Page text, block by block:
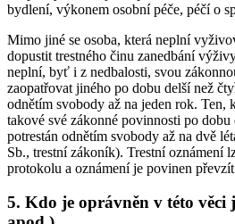
bydlení, výkonem osobní péče, péčí o
Mimo jiné se osoba, která neplní
dopustit trestného činu zanedbání
neplní, byť i z nedbalosti, svou
zaopatřovat jiného po dobu delší než
odnětím svobody až na jeden rok. Ten,
takové své zákonné povinnosti po
potrestán odnětím svobody až na dvě
Sb., trestní zákoník). Trestní oznámení
protokolu a oznámení je povinen
5. Kdo je oprávněn v této věci